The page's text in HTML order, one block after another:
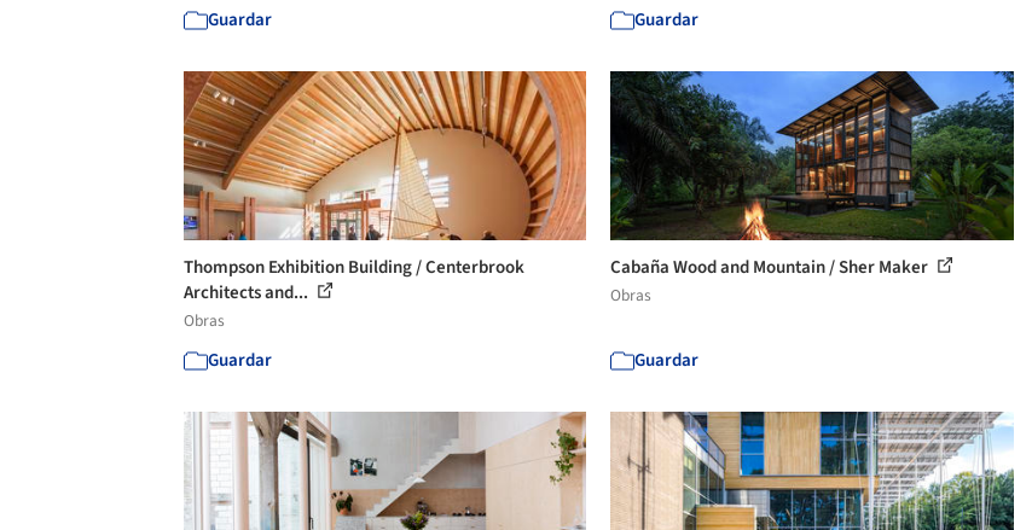
Guardar Guardar
Thompson Exhibition Building / Centerbrook
Architects and...
Obras
Guardar
Cabaña Wood and Mountain / Sher Maker
Obras
Guardar